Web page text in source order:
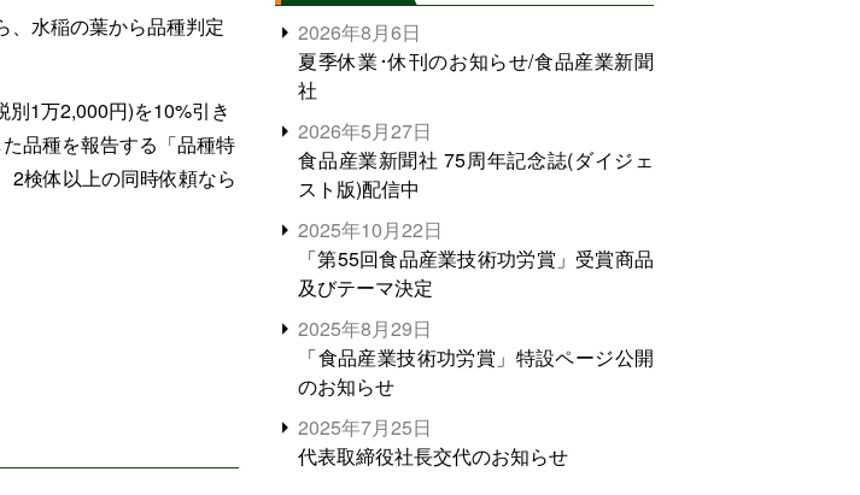
、水稲の葉から品種判定
1万2,000円)を10%引き
品種を報告する「品種特
2検体以上の同時依頼なら
2026年8月6日
夏季休業･休刊のお知らせ/食品産業新聞
社
2026年5月27日
食品産業新聞社 75周年記念誌(ダイジェ
スト版)配信中
2025年10月22日
「第55回食品産業技術功労賞」受賞商品
及びテーマ決定
2025年8月29日
「食品産業技術功労賞」特設ページ公開
のお知らせ
2025年7月25日
代表取締役社長交代のお知らせ